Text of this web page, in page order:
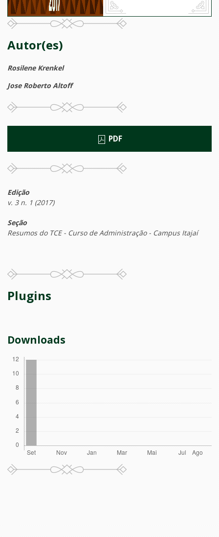
Autor(es)
Rosilene Krenkel
Jose Roberto Altoff
PDF
Edição
v. 3 n. 1 (2017)
Seção
Resumos do TCE - Curso de Administração - Campus Itajaí
Plugins
Downloads